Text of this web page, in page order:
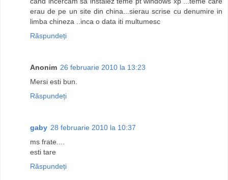
erau de pe un site din china...sierau scrise cu denumire in
limba chineza ..inca o data iti multumesc
Răspundeți
Anonim 26 februarie 2010 la 13:23
Mersi esti bun.
Răspundeți
gaby 28 februarie 2010 la 10:37
ms frate....
esti tare
Răspundeți